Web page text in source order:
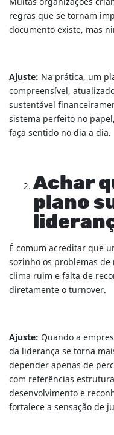
regras que se tornam
documento existe, mas
Ajuste: Na prática, um
compreensível,
sustentável
sistema perfeito no
faça sentido no dia a dia.
Achar
plano
É comum acreditar que
sozinho os problemas de
clima ruim e falta de
diretamente o turnover.
Ajuste: Quando a
da liderança se torna
depender apenas de
com referências
desenvolvimento e
fortalece a sensação de